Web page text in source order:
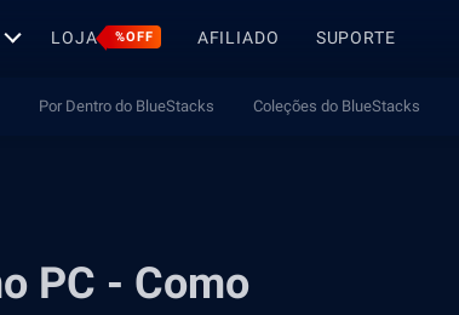
LOJA %OFF AFILIADO SUPORTE
Por Dentro do BlueStacks Coleções do BlueStacks
PC - Como